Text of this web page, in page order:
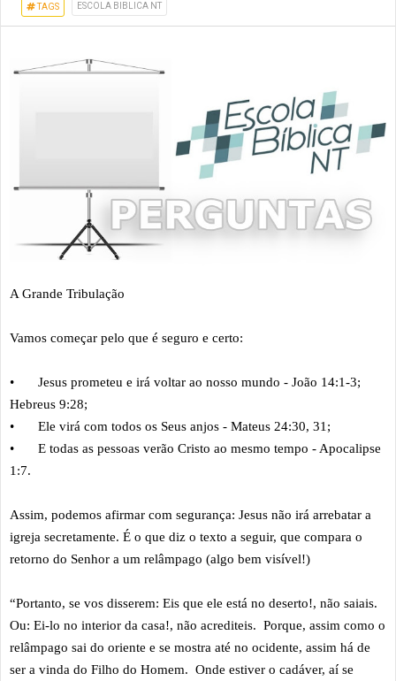
TAGS ESCOLA BIBLICA NT
A Grande Tribulação
Vamos começar pelo que é seguro e certo:
•
Jesus prometeu e irá voltar ao nosso mundo - João 14:1-3;
Hebreus 9:28;
•
Ele virá com todos os Seus anjos - Mateus 24:30, 31;
•
E todas as pessoas verão Cristo ao mesmo tempo - Apocalipse
1:7.
Assim, podemos afirmar com segurança: Jesus não irá arrebatar a
igreja secretamente. É o que diz o texto a seguir, que compara o
retorno do Senhor a um relâmpago (algo bem visível!)
“Portanto, se vos disserem: Eis que ele está no deserto!, não saiais.
Ou: Ei-lo no interior da casa!, não acrediteis. Porque, assim como o
relâmpago sai do oriente e se mostra até no ocidente, assim há de
ser a vinda do Filho do Homem. Onde estiver o cadáver, aí se